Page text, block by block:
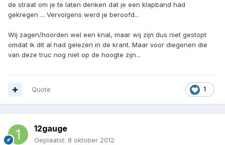
de straat om je te laten denken dat je een klapband had
gekregen ... Vervolgens werd je beroofd...
Wij zagen/hoorden wel een knal, maar wij zijn dus niet gestopt
omdat ik dit al had gelezen in de krant. Maar voor diegenen die
van deze truc nog niet op de hoogte zijn...
1
Quote
12gauge
Geplaatst: 8 oktober 2012